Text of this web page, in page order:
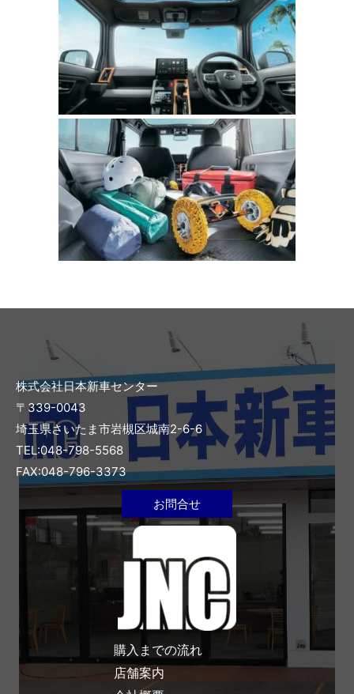
株式会社日本新車センター
〒339-0043
埼玉県さいたま市岩槻区城南2-6-6
TEL:048-798-5568
FAX:048-796-3373
お問合せ
購入までの流れ
店舗案内